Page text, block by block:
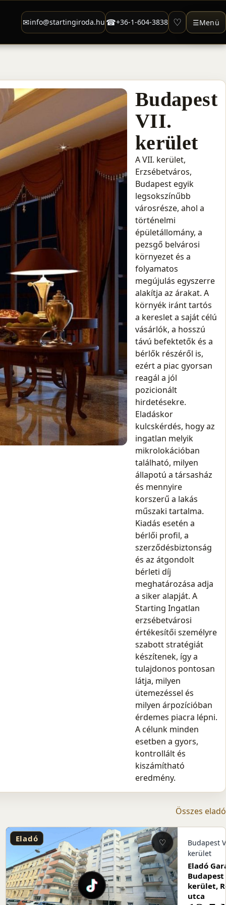
✉info@startingiroda.hu ☎+36-1-604-3838 ♡ ☰Menü
Budapest
VII.
kerület
A VII. kerület,
Erzsébetváros,
Budapest egyik
legsokszínűbb
városrésze, ahol a
történelmi
épületállomány, a
pezsgő belvárosi
környezet és a
folyamatos
megújulás egyszerre
alakítja az árakat. A
környék iránt tartós
a kereslet a saját célú
vásárlók, a hosszú
távú befektetők és a
bérlők részéről is,
ezért a piac gyorsan
reagál a jól
pozicionált
hirdetésekre.
Eladáskor
kulcskérdés, hogy az
ingatlan melyik
mikrolokációban
található, milyen
állapotú a társasház
és mennyire
korszerű a lakás
műszaki tartalma.
Kiadás esetén a
bérlői profil, a
szerződésbiztonság
és az átgondolt
bérleti díj
meghatározása adja
a siker alapját. A
Starting Ingatlan
erzsébetvárosi
értékesítői személyre
szabott stratégiát
készítenek, így a
tulajdonos pontosan
látja, milyen
ütemezéssel és
milyen árpozícióban
érdemes piacra lépni.
A célunk minden
esetben a gyors,
kontrollált és
kiszámítható
eredmény.
Összes eladó
Eladó ♡
Budapest
kerület
Eladó
Budapest
kerület,
utca